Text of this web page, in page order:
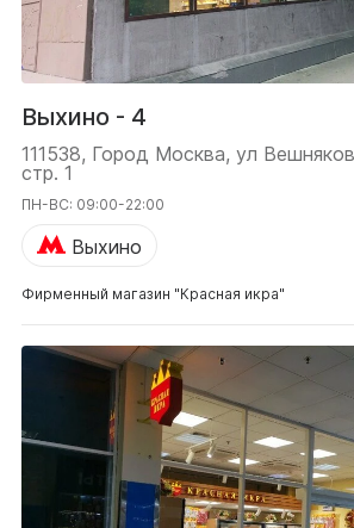
Выхино - 4
111538, Город Москва, ул
стр. 1
ПН-ВС: 09:00-22:00
Выхино
Фирменный магазин "Красная икра"